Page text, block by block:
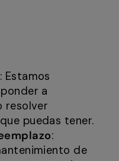
: Estamos
a
resolver
puedas tener.
:
de